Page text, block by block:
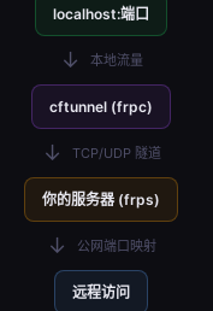
localhost:端口
↓ 本地流量
cftunnel (frpc)
↓ TCP/UDP 隧道
你的服务器 (frps)
↓ 公网端口映射
远程访问